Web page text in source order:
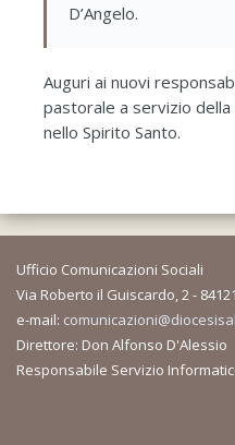
D’Angelo.
Auguri ai nuovi
pastorale a servizio della
nello Spirito Santo.
Ufficio Comunicazioni Sociali
Via Roberto il Guiscardo, 2 -
e-mail:
Direttore: Don Alfonso D'Alessio
Responsabile Servizio